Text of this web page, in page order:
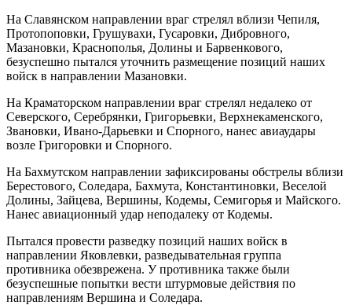
На Славянском направлении враг стрелял вблизи Чепиля,
Протопоповки, Грушувахи, Гусаровки, Дибровного,
Мазановки, Краснополья, Долины и Барвенкового,
безуспешно пытался уточнить размещение позиций наших
войск в направлении Мазановки.
На Краматорском направлении враг стрелял недалеко от
Северского, Серебрянки, Григорьевки, Верхнекаменского,
Звановки, Ивано-Дарьевки и Спорного, нанес авиаудары
возле Григоровки и Спорного.
На Бахмутском направлении зафиксированы обстрелы вблизи
Берестового, Соледара, Бахмута, Константиновки, Веселой
Долины, Зайцева, Вершины, Кодемы, Семигорья и Майского.
Нанес авиационный удар неподалеку от Кодемы.
Пытался провести разведку позиций наших войск в
направлении Яковлевки, разведывательная группа
противника обезврежена. У противника также были
безуспешные попытки вести штурмовые действия по
направлениям Вершина и Соледара.